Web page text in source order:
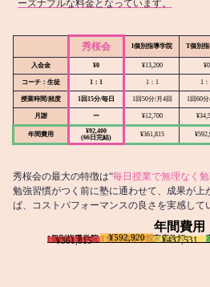
ーズナブルな料金となっています。
秀桜会 I個別指導学院 T個別
入会金 ¥0 ¥13,200 ¥0
コーチ：生徒 1：1 1：1 1
授業時間/頻度 1回15分/毎日 1回50分/月4回 1回60分
月謝 ー ¥12,700
年間費用
¥92,400
(66日完結)
¥361,815
秀桜会の最大の特徴は“毎日授業で無理なく
勉強習慣がつく前に塾に通わせて、成果が上
ば、コストパフォーマンスの良さを実感して
年間費用
I個別指導学院
¥361,815 T個別指導学院
¥592,920 家庭教師T
¥437,531